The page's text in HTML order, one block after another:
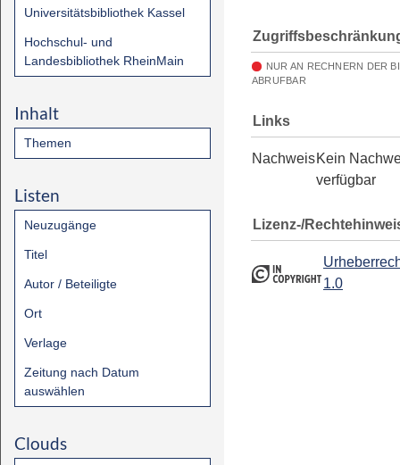
Universitätsbibliothek Kassel
Hochschul- und
Landesbibliothek RheinMain
Inhalt
Themen
Listen
Neuzugänge
Titel
Autor / Beteiligte
Ort
Verlage
Zeitung nach Datum
auswählen
Clouds
NUR AN RECHNERN DER
ABRUFBAR
Links
NachweisKein
verfügbar
Lizenz-/
1.0